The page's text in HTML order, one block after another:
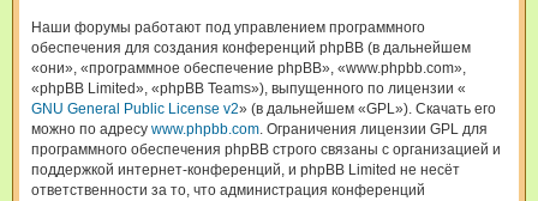
Наши форумы работают под управлением программного
обеспечения для создания конференций phpBB (в дальнейшем
«они», «программное обеспечение phpBB», «www.phpbb.com»,
«phpBB Limited», «phpBB Teams»), выпущенного по лицензии «
GNU General Public License v2» (в дальнейшем «GPL»). Скачать его
можно по адресу www.phpbb.com. Ограничения лицензии GPL для
программного обеспечения phpBB строго связаны с организацией и
поддержкой интернет-конференций, и phpBB Limited не несёт
ответственности за то, что администрация конференций